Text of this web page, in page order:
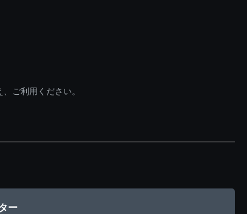
ご利用ください。
ー